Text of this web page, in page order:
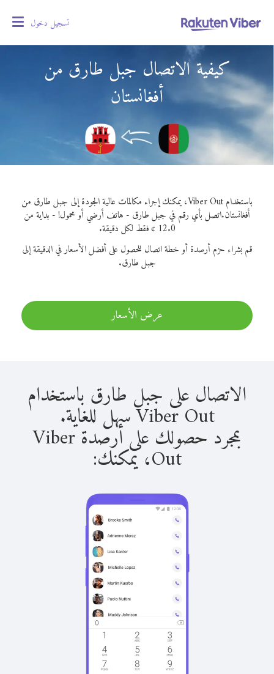
تسجيل دخول
كيفية الاتصال جبل طارق من
أفغانستان
باستخدام Viber Out، يمكنك إجراء مكالمات عالية الجودة إلى جبل طارق من
أفغانستان.اتصل بأي رقم في جبل طارق - هاتف أرضي أو محمول! - بداية من
12.0 ¢ فقط لكل دقيقة.
قم بشراء حزم أرصدة أو خطة اتصال للحصول على أفضل الأسعار في الدقيقة إلى
جبل طارق.
عرض الأسعار
الاتصال على جبل طارق باستخدام
Viber Out سهل للغاية.
بمجرد حصولك على أرصدة Viber
Out، يمكنك: